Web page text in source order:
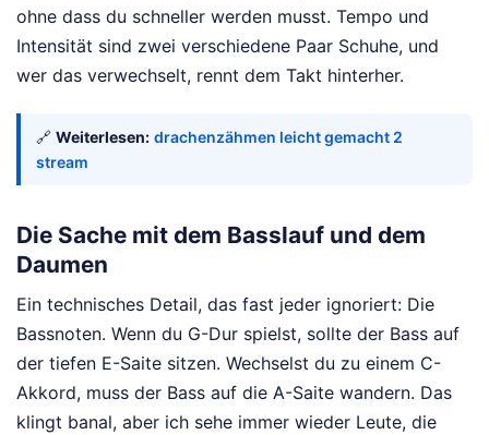
ohne dass du schneller werden musst. Tempo und
Intensität sind zwei verschiedene Paar Schuhe, und
wer das verwechselt, rennt dem Takt hinterher.
🔗 Weiterlesen: drachenzähmen leicht gemacht 2
stream
Die Sache mit dem Basslauf und dem
Daumen
Ein technisches Detail, das fast jeder ignoriert: Die
Bassnoten. Wenn du G-Dur spielst, sollte der Bass auf
der tiefen E-Saite sitzen. Wechselst du zu einem C-
Akkord, muss der Bass auf die A-Saite wandern. Das
klingt banal, aber ich sehe immer wieder Leute, die